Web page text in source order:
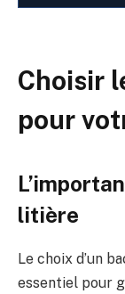
Choisir
pour
litière
Le choix d’un
essentiel pour